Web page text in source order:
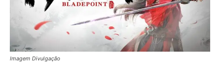
Imagem Divulgação